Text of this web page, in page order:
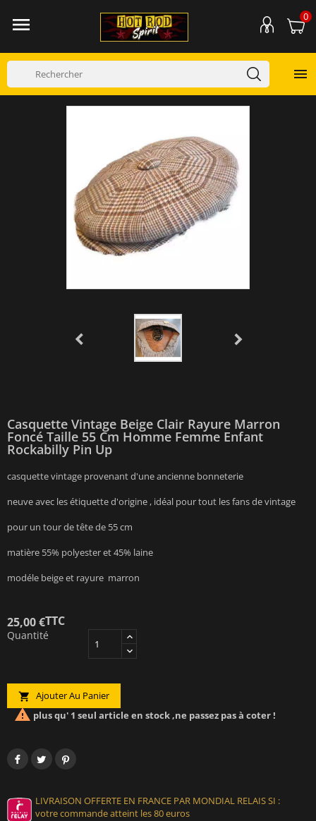
 0

Casquette Vintage Beige Clair Rayure Marron
Foncé Taille 55 Cm Homme Femme Enfant
Rockabilly Pin Up
casquette vintage provenant d'une ancienne bonneterie
neuve avec les étiquette d'origine , idéal pour tout les fans de vintage
pour un tour de tête de 55 cm
matière 55% polyester et 45% laine
modéle beige et rayure marron
25,00 €TTC
Quantité
 Ajouter Au Panier
 plus qu' 1 seul article en stock ,ne passez pas à coter !
LIVRAISON OFFERTE EN FRANCE PAR MONDIAL RELAIS SI :
votre commande atteint les 80 euros